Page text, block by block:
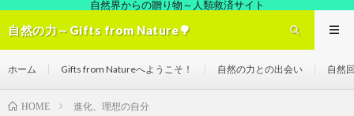
自然界からの贈り物～人類救済サイト
自然の力～Gifts from Nature🌳
ホーム Gifts from Natureへようこそ！ 自然の力との出会い 自然
HOME 進化、理想の自分